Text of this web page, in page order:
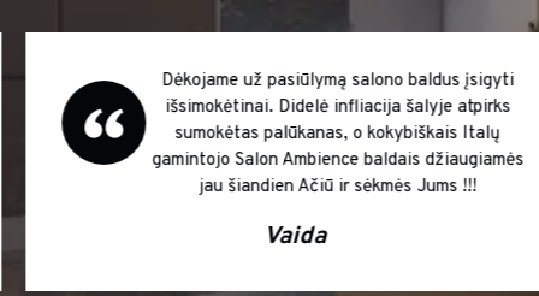
Dėkojame už pasiūlymą salono baldus įsigyti
išsimokėtinai. Didelė infliacija šalyje atpirks
sumokėtas palūkanas, o kokybiškais Italų
gamintojo Salon Ambience baldais džiaugiamės
jau šiandien Ačiū ir sėkmės Jums !!!
Vaida